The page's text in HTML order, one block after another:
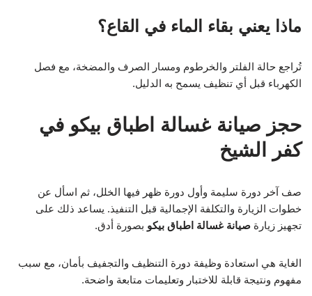
ماذا يعني بقاء الماء في القاع؟
تُراجع حالة الفلتر والخرطوم ومسار الصرف والمضخة، مع فصل
الكهرباء قبل أي تنظيف يسمح به الدليل.
حجز صيانة غسالة اطباق بيكو في
كفر الشيخ
صف آخر دورة سليمة وأول دورة ظهر فيها الخلل، ثم اسأل عن
خطوات الزيارة والتكلفة الإجمالية قبل التنفيذ. يساعد ذلك على
تجهيز زيارة صيانة غسالة اطباق بيكو بصورة أدق.
الغاية هي استعادة وظيفة دورة التنظيف والتجفيف بأمان، مع سبب
مفهوم ونتيجة قابلة للاختبار وتعليمات متابعة واضحة.